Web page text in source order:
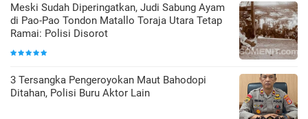
Meski Sudah Diperingatkan, Judi Sabung Ayam
di Pao-Pao Tondon Matallo Toraja Utara Tetap
Ramai: Polisi Disorot
3 Tersangka Pengeroyokan Maut Bahodopi
Ditahan, Polisi Buru Aktor Lain